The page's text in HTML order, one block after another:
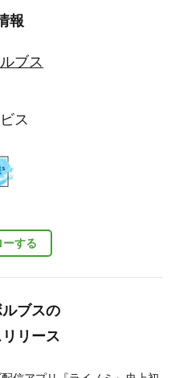
報
ーする
ブス
ス
ブスの
リース